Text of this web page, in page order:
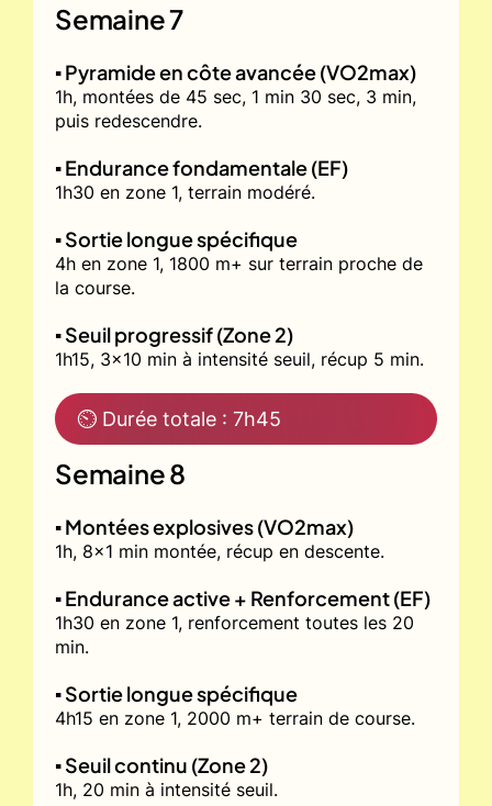
Semaine 7
▪️ Pyramide en côte avancée (VO2max)
1h, montées de 45 sec, 1 min 30 sec, 3 min,
puis redescendre.
▪️ Endurance fondamentale (EF)
1h30 en zone 1, terrain modéré.
▪️ Sortie longue spécifique
4h en zone 1, 1800 m+ sur terrain proche de
la course.
▪️ Seuil progressif (Zone 2)
1h15, 3x10 min à intensité seuil, récup 5 min.
⏲ Durée totale : 7h45
Semaine 8
▪️ Montées explosives (VO2max)
1h, 8x1 min montée, récup en descente.
▪️ Endurance active + Renforcement (EF)
1h30 en zone 1, renforcement toutes les 20
min.
▪️ Sortie longue spécifique
4h15 en zone 1, 2000 m+ terrain de course.
▪️ Seuil continu (Zone 2)
1h, 20 min à intensité seuil.